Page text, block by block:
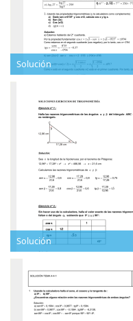
Solución
Solución